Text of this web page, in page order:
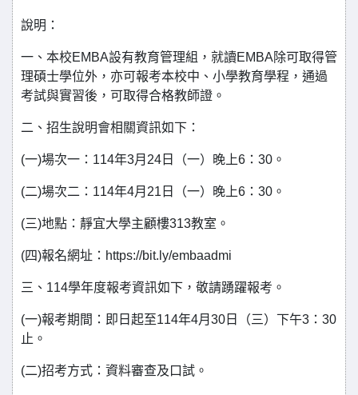
說明：
一、本校EMBA設有教育管理組，就讀EMBA除可取得管
理碩士學位外，亦可報考本校中、小學教育學程，通過
考試與實習後，可取得合格教師證。
二、招生說明會相關資訊如下：
(一)場次一：114年3月24日（一）晚上6：30。
(二)場次二：114年4月21日（一）晚上6：30。
(三)地點：靜宜大學主顧樓313教室。
(四)報名網址：https://bit.ly/embaadmi
三、114學年度報考資訊如下，敬請踴躍報考。
(一)報考期間：即日起至114年4月30日（三）下午3：30
止。
(二)招考方式：資料審查及口試。